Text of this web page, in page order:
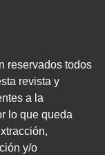
reservados todos
revista y
a la
lo que queda
y/o